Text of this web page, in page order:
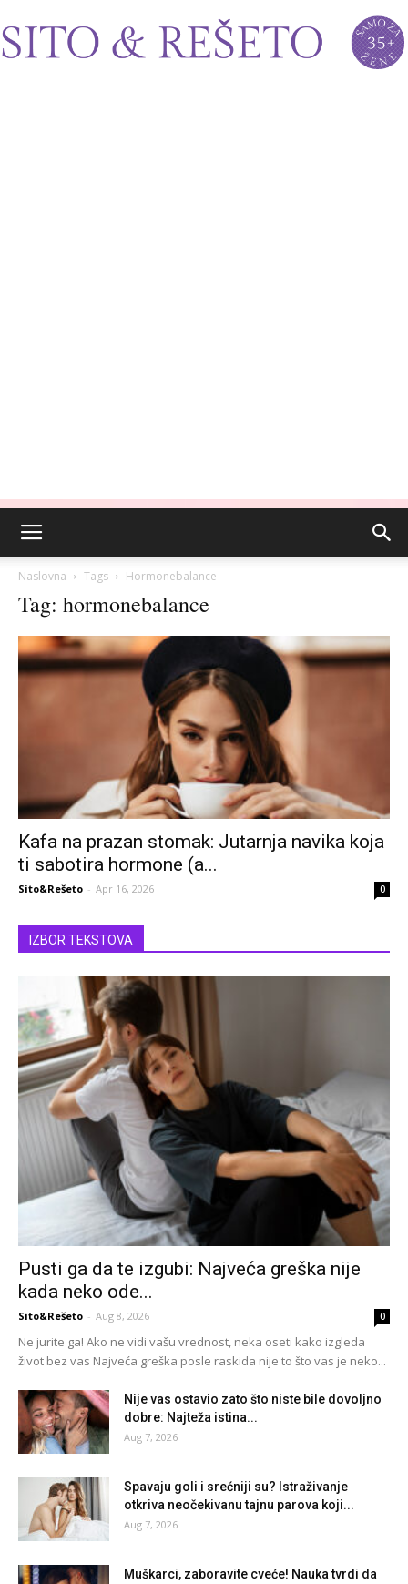
Naslovna Tags Hormonebalance
Tag: hormonebalance
Kafa na prazan stomak: Jutarnja navika koja
ti sabotira hormone (a...
Sito&Rešeto - Apr 16, 2026 0
IZBOR TEKSTOVA
Pusti ga da te izgubi: Najveća greška nije
kada neko ode...
Sito&Rešeto - Aug 8, 2026 0
Ne jurite ga! Ako ne vidi vašu vrednost, neka oseti kako izgleda
život bez vas Najveća greška posle raskida nije to što vas je neko...
Nije vas ostavio zato što niste bile dovoljno
dobre: Najteža istina...
Aug 7, 2026
Spavaju goli i srećniji su? Istraživanje
otkriva neočekivanu tajnu parova koji...
Aug 7, 2026
Muškarci, zaboravite cveće! Nauka tvrdi da